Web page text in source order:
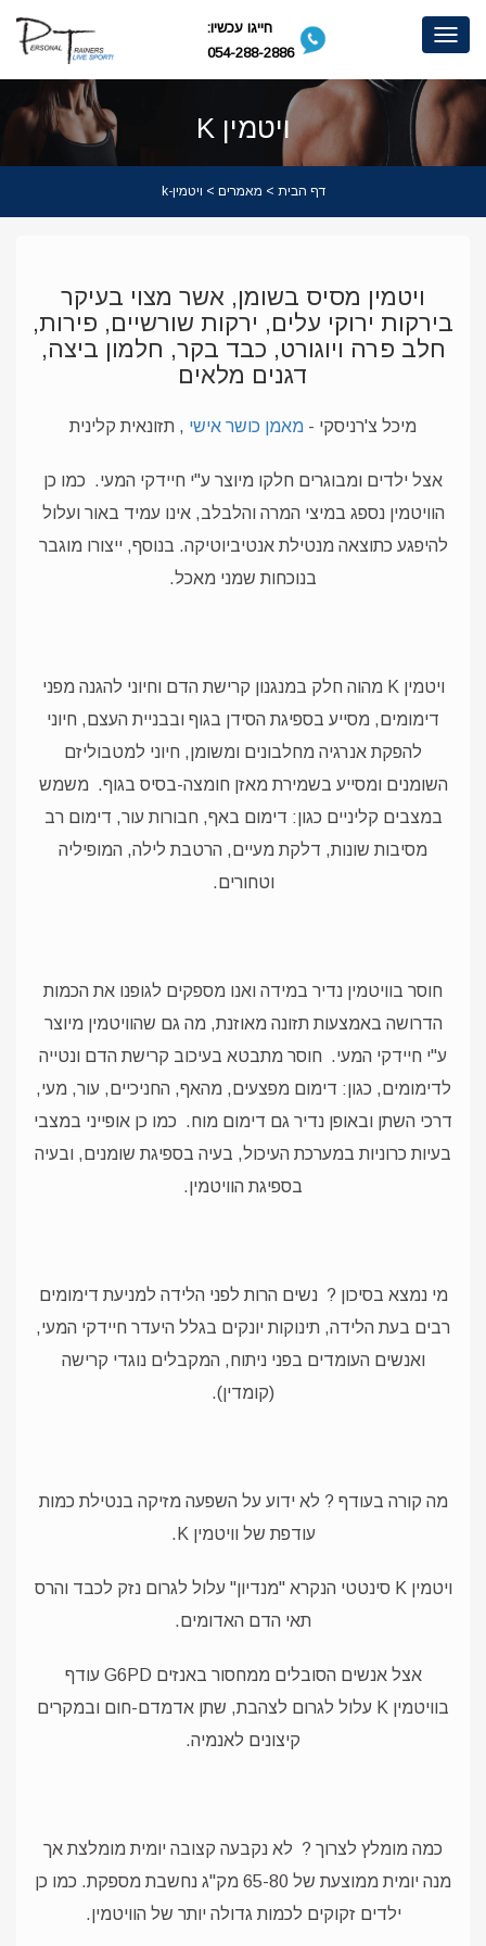
Toggle
navigation
חייגו עכשיו:
054-288-2886
ויטמין K
דף הבית > מאמרים > ויטמין-k
ויטמין מסיס בשומן, אשר מצוי בעיקר
בירקות ירוקי עלים, ירקות שורשיים, פירות,
חלב פרה ויוגורט, כבד בקר, חלמון ביצה,
דגנים מלאים
מיכל צ'רניסקי - מאמן כושר אישי , תזונאית קלינית
אצל ילדים ומבוגרים חלקו מיוצר ע"י חיידקי המעי. כמו כן
הוויטמין נספג במיצי המרה והלבלב, אינו עמיד באור ועלול
להיפגע כתוצאה מנטילת אנטיביוטיקה. בנוסף, ייצורו מוגבר
בנוכחות שמני מאכל.
ויטמין K מהוה חלק במנגנון קרישת הדם וחיוני להגנה מפני
דימומים, מסייע בספיגת הסידן בגוף ובבניית העצם, חיוני
להפקת אנרגיה מחלבונים ומשומן, חיוני למטבוליזם
השומנים ומסייע בשמירת מאזן חומצה-בסיס בגוף. משמש
במצבים קליניים כגון: דימום באף, חבורות עור, דימום רב
מסיבות שונות, דלקת מעיים, הרטבת לילה, המופיליה
וטחורים.
חוסר בוויטמין נדיר במידה ואנו מספקים לגופנו את הכמות
הדרושה באמצעות תזונה מאוזנת, מה גם שהוויטמין מיוצר
ע"י חיידקי המעי. חוסר מתבטא בעיכוב קרישת הדם ונטייה
לדימומים, כגון: דימום מפצעים, מהאף, החניכיים, עור, מעי,
דרכי השתן ובאופן נדיר גם דימום מוח. כמו כן אופייני במצבי
בעיות כרוניות במערכת העיכול, בעיה בספיגת שומנים, ובעיה
בספיגת הוויטמין.
מי נמצא בסיכון ? נשים הרות לפני הלידה למניעת דימומים
רבים בעת הלידה, תינוקות יונקים בגלל היעדר חיידקי המעי,
ואנשים העומדים בפני ניתוח, המקבלים נוגדי קרישה
(קומדין).
מה קורה בעודף ? לא ידוע על השפעה מזיקה בנטילת כמות
עודפת של וויטמין K.
ויטמין K סינטטי הנקרא "מנדיון" עלול לגרום נזק לכבד והרס
תאי הדם האדומים.
אצל אנשים הסובלים ממחסור באנזים G6PD עודף
בוויטמין K עלול לגרום לצהבת, שתן אדמדם-חום ובמקרים
קיצונים לאנמיה.
כמה מומלץ לצרוך ? לא נקבעה קצובה יומית מומלצת אך
מנה יומית ממוצעת של 65-80 מק"ג נחשבת מספקת. כמו כן
ילדים זקוקים לכמות גדולה יותר של הוויטמין.